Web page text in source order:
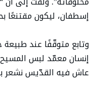
إسطفان، ليكون مقتنعًا
وتابع متوقّفًا عند طبيعة
إنسان معمّد لبس المسيح
عاش فيه القدّيس نشعر